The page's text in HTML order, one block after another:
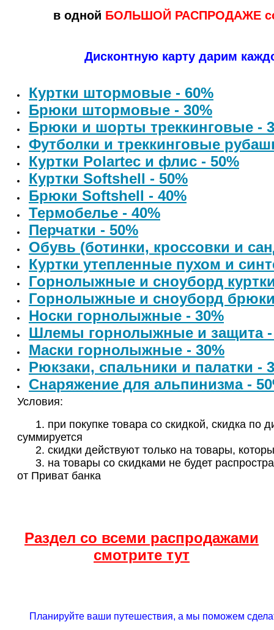
в одной БОЛЬШОЙ РАСПРОДАЖЕ
Дисконтную карту дарим
Куртки штормовые - 60%
Брюки штормовые - 30%
Брюки и шорты треккинговые -
Футболки и треккинговые
Куртки Polartec и флис - 50%
Куртки Softshell - 50%
Брюки Softshell - 40%
Термобелье - 40%
Перчатки - 50%
Обувь (ботинки, кроссовки и
Куртки утепленные пухом и
Горнолыжные и сноуборд
Горнолыжные и сноуборд
Носки горнолыжные - 30%
Шлемы горнолыжные и защита -
Маски горнолыжные - 30%
Рюкзаки, спальники и палатки -
Снаряжение для альпинизма -
Условия:
1. при покупке товара со скидкой, скидка по
суммируется
2. скидки действуют только на товары,
3. на товары со скидками не будет
от Приват банка
Раздел со всеми распродажами
смотрите тут
Планируйте ваши путешествия, а мы поможем